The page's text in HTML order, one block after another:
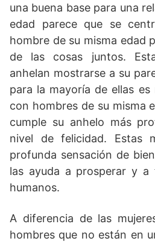
una buena base para una
edad parece que se
hombre de su misma edad
de las cosas juntos.
anhelan mostrarse a su
para la mayoría de ellas
con hombres de su misma
cumple su anhelo más
nivel de felicidad. Estas
profunda sensación de
las ayuda a prosperar y a
humanos.
A diferencia de las
hombres que no están en